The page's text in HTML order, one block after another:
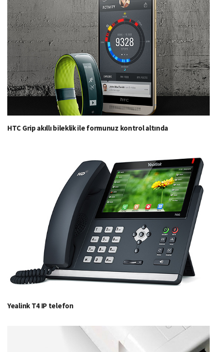
HTC Grip akıllı bileklik ile formunuz kontrol altında
Yealink T4 IP telefon